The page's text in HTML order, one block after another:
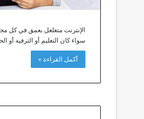
الإنترنت متغلغل بعمق في كل
سواء كان التعليم أو الترفيه أو
أكمل القراءة »